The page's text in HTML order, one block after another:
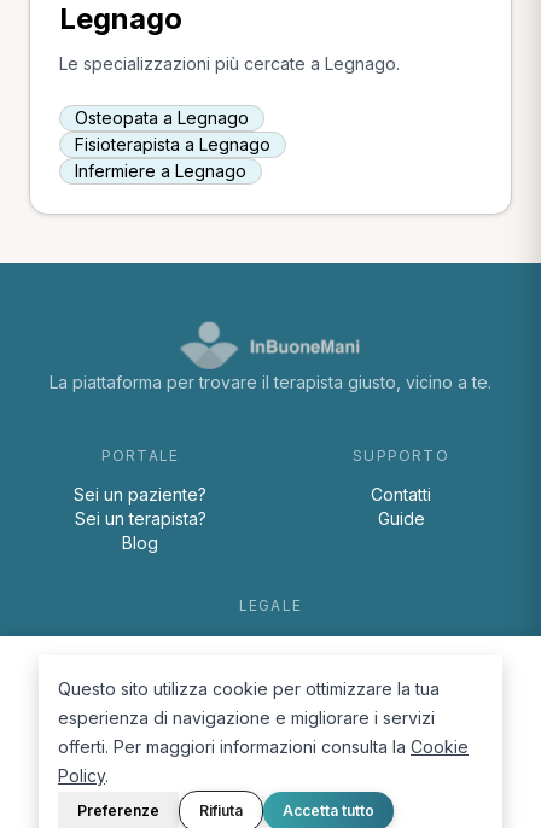
Legnago
Le specializzazioni più cercate a Legnago.
Osteopata a Legnago
Fisioterapista a Legnago
Infermiere a Legnago
La piattaforma per trovare il terapista giusto, vicino a te.
PORTALE
Sei un paziente?
Sei un terapista?
Blog
SUPPORTO
Contatti
Guide
LEGALE
Cookie Policy
Questo sito utilizza cookie per ottimizzare la tua
esperienza di navigazione e migliorare i servizi
offerti. Per maggiori informazioni consulta la Cookie
Policy.
Preferenze Rifiuta Accetta tutto